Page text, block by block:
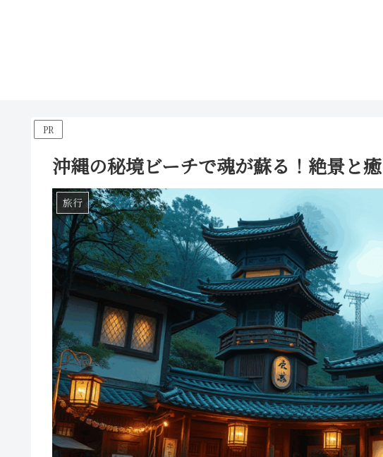
PR
沖縄の秘境ビーチで魂が蘇る！絶景と
旅行